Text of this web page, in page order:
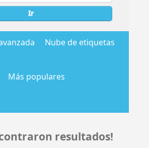
Ir
Nube de etiquetas
Más populares
resultados!